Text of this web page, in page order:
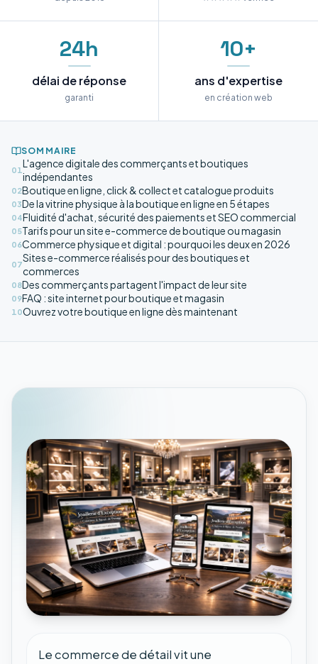
24h
délai de réponse
garanti
10+
ans d'expertise
en création web
SOMMAIRE
01
L'agence digitale des commerçants et boutiques
indépendantes
02Boutique en ligne, click & collect et catalogue produits
03De la vitrine physique à la boutique en ligne en 5 étapes
04Fluidité d'achat, sécurité des paiements et SEO commercial
05Tarifs pour un site e-commerce de boutique ou magasin
06Commerce physique et digital : pourquoi les deux en 2026
07
Sites e-commerce réalisés pour des boutiques et
commerces
08Des commerçants partagent l'impact de leur site
09FAQ : site internet pour boutique et magasin
10Ouvrez votre boutique en ligne dès maintenant
Le commerce de détail vit une